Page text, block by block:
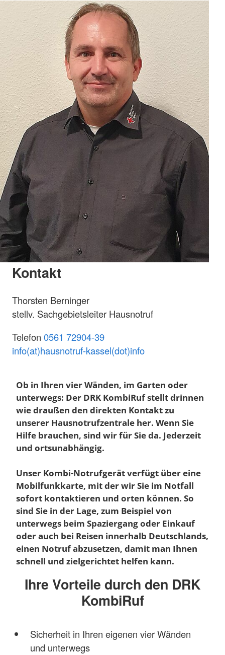
Kontakt
Thorsten Berninger
stellv. Sachgebietsleiter Hausnotruf
Telefon 0561 72904-39
info(at)hausnotruf-kassel(dot)info
Ob in Ihren vier Wänden, im Garten oder
unterwegs: Der DRK KombiRuf stellt drinnen
wie draußen den direkten Kontakt zu
unserer Hausnotrufzentrale her. Wenn Sie
Hilfe brauchen, sind wir für Sie da. Jederzeit
und ortsunabhängig.
Unser Kombi-Notrufgerät verfügt über eine
Mobilfunkkarte, mit der wir Sie im Notfall
sofort kontaktieren und orten können. So
sind Sie in der Lage, zum Beispiel von
unterwegs beim Spaziergang oder Einkauf
oder auch bei Reisen innerhalb Deutschlands,
einen Notruf abzusetzen, damit man Ihnen
schnell und zielgerichtet helfen kann.
Ihre Vorteile durch den DRK
KombiRuf
Sicherheit in Ihren eigenen vier Wänden
und unterwegs